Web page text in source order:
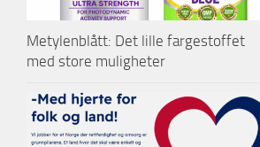
Metylenblått: Det lille fargestoffet
med store muligheter